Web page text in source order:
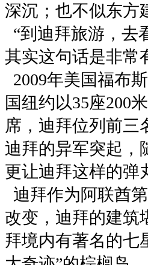
深沉；也不似东方
“到迪拜旅游，去
其实这句话是非常
2009年美国福布
国纽约以35座200
席，迪拜位列前三
迪拜的异军突起，
更让迪拜这样的弹
迪拜作为阿联酋
改变，迪拜的建筑
拜境内有著名的七